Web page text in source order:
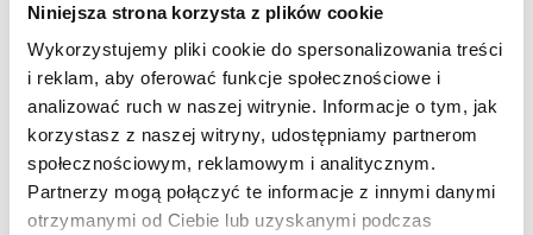
Niniejsza strona korzysta z plików cookie
Wykorzystujemy pliki cookie do spersonalizowania treści
i reklam, aby oferować funkcje społecznościowe i
analizować ruch w naszej witrynie. Informacje o tym, jak
korzystasz z naszej witryny, udostępniamy partnerom
społecznościowym, reklamowym i analitycznym.
Partnerzy mogą połączyć te informacje z innymi danymi
otrzymanymi od Ciebie lub uzyskanymi podczas
Szukana strona nie została
odnaleziona.
Spróbuj wyszukać jeszcze raz lubwroć do strony głównej .